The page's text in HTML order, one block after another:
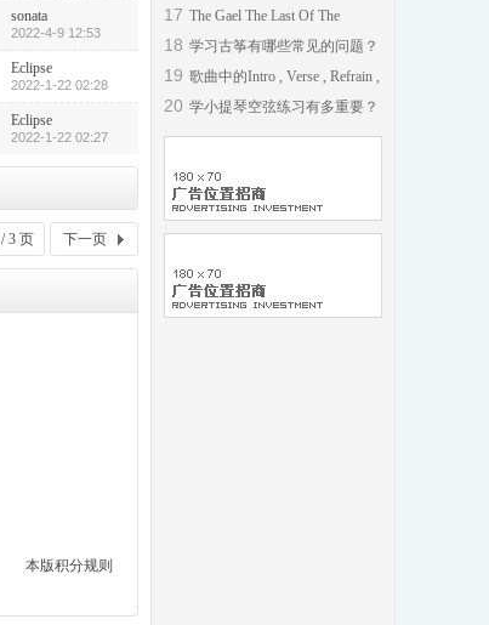
sonata
2022-4-9 12:53
Eclipse
2022-1-22 02:28
Eclipse
2022-1-22 02:27
/ 3 页 下一页
本版积分规则
—单音
17 The Gael The Last Of The
Mohicans Violin
18 学习古筝有哪些常见的问题？
19 歌曲中的Intro , Verse , Refrain ,
Chorus
20 学小提琴空弦练习有多重要？